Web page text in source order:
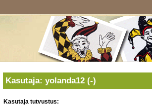
Kasutaja: yolanda12 (-)
Kasutaja tutvustus: